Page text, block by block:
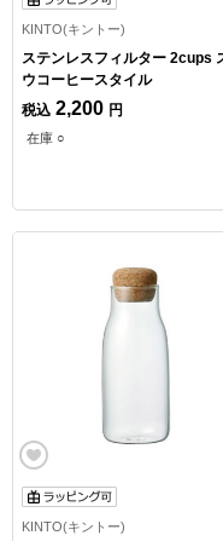
KINTO(キントー)
ステンレスフィルター 2cups
ウコーヒースタイル
税込 2,200 円
在庫 ○
KINTO(キントー)